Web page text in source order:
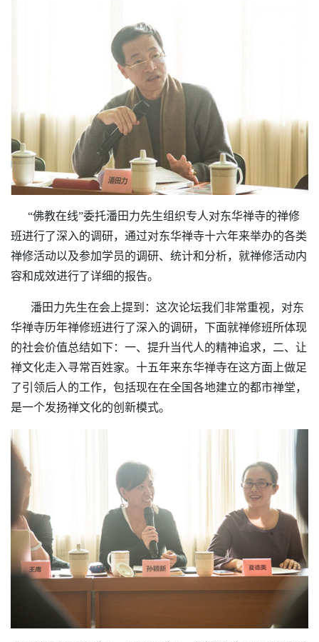
“佛教在线”委托潘田力先生组织专人对东华禅寺的禅修
班进行了深入的调研，通过对东华禅寺十六年来举办的各类
禅修活动以及参加学员的调研、统计和分析，就禅修活动内
容和成效进行了详细的报告。
潘田力先生在会上提到： 这次论坛我们非常重视，对东
华禅寺历年禅修班进行了深入的调研，下面就禅修班所体现
的社会价值总结如下：一、提升当代人的精神追求，二、让
禅文化走入寻常百姓家。十五年来东华禅寺在这方面上做足
了引领后人的工作，包括现在在全国各地建立的都市禅堂，
是一个发扬禅文化的创新模式。